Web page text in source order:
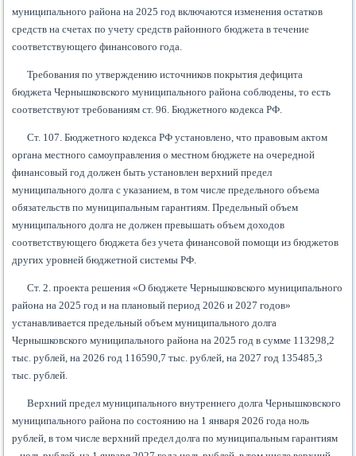
муниципального района на 2025 год включаются изменения остатков
средств на счетах по учету средств районного бюджета в течение
соответствующего финансового года.
Требования по утверждению источников покрытия дефицита
бюджета Чернышковского муниципального района соблюдены, то есть
соответствуют требованиям ст. 96. Бюджетного кодекса РФ.
Ст. 107. Бюджетного кодекса РФ установлено, что правовым актом
органа местного самоуправления о местном бюджете на очередной
финансовый год должен быть установлен верхний предел
муниципального долга с указанием, в том числе предельного объема
обязательств по муниципальным гарантиям. Предельный объем
муниципального долга не должен превышать объем доходов
соответствующего бюджета без учета финансовой помощи из бюджетов
других уровней бюджетной системы РФ.
Ст. 2. проекта решения «О бюджете Чернышковского муниципального
района на 2025 год и на плановый период 2026 и 2027 годов»
устанавливается предельный объем муниципального долга
Чернышковского муниципального района на 2025 год в сумме 113298,2
тыс. рублей, на 2026 год 116590,7 тыс. рублей, на 2027 год 135485,3
тыс. рублей.
Верхний предел муниципального внутреннего долга Чернышковского
муниципального района по состоянию на 1 января 2026 года ноль
рублей, в том числе верхний предел долга по муниципальным гарантиям